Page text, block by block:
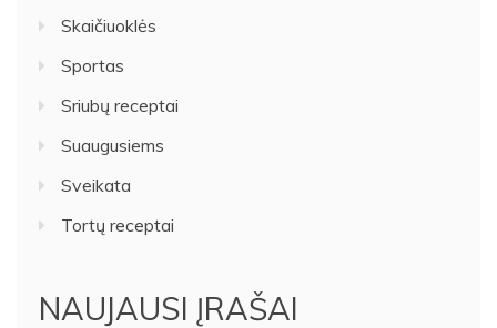
Skaičiuoklės
Sportas
Sriubų receptai
Suaugusiems
Sveikata
Tortų receptai
NAUJAUSI ĮRAŠAI